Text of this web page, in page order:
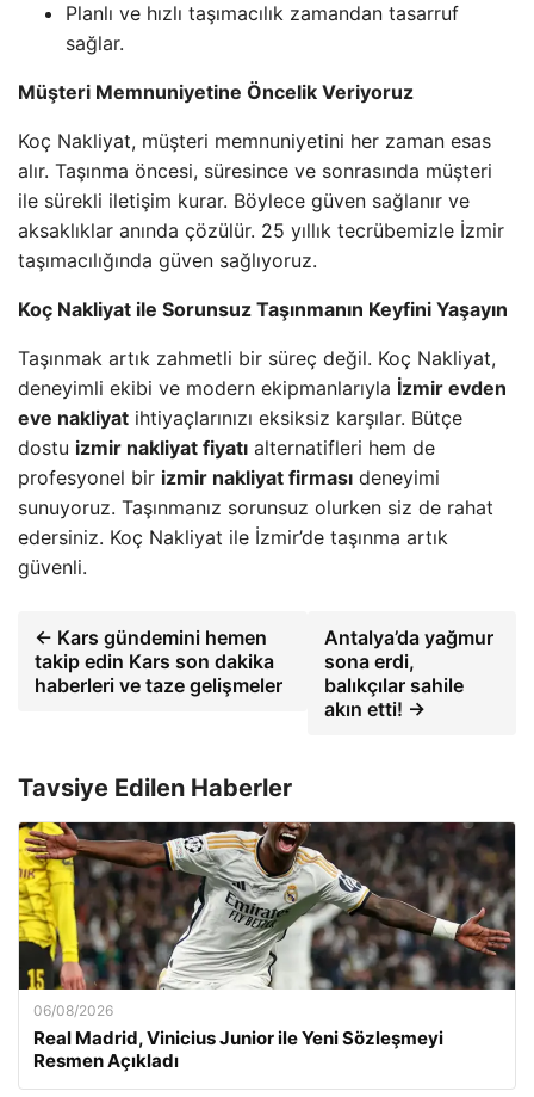
Planlı ve hızlı taşımacılık zamandan tasarruf
sağlar.
Müşteri Memnuniyetine Öncelik Veriyoruz
Koç Nakliyat, müşteri memnuniyetini her zaman esas
alır. Taşınma öncesi, süresince ve sonrasında müşteri
ile sürekli iletişim kurar. Böylece güven sağlanır ve
aksaklıklar anında çözülür. 25 yıllık tecrübemizle İzmir
taşımacılığında güven sağlıyoruz.
Koç Nakliyat ile Sorunsuz Taşınmanın Keyfini Yaşayın
Taşınmak artık zahmetli bir süreç değil. Koç Nakliyat,
deneyimli ekibi ve modern ekipmanlarıyla İzmir evden
eve nakliyat ihtiyaçlarınızı eksiksiz karşılar. Bütçe
dostu izmir nakliyat fiyatı alternatifleri hem de
profesyonel bir izmir nakliyat firması deneyimi
sunuyoruz. Taşınmanız sorunsuz olurken siz de rahat
edersiniz. Koç Nakliyat ile İzmir’de taşınma artık
güvenli.
← Kars gündemini hemen
takip edin Kars son dakika
haberleri ve taze gelişmeler
Antalya’da yağmur
sona erdi,
balıkçılar sahile
akın etti! →
Tavsiye Edilen Haberler
06/08/2026
Real Madrid, Vinicius Junior ile Yeni Sözleşmeyi
Resmen Açıkladı